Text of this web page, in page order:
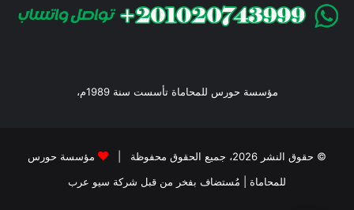
مؤسسة حورس للمحاماة تأسست سنة 1989م،
© حقوق النشر 2026، جميع الحقوق محفوظة |
مؤسسة حورس
للمحاماة
| مُستضاف بفخر من قبل شركة سيو عرب